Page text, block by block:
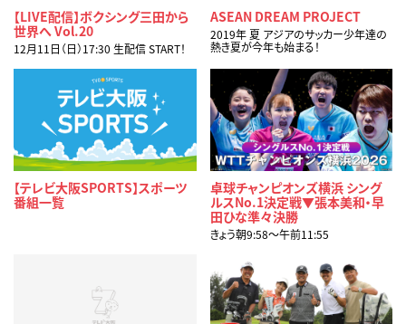
【LIVE配信】ボクシング三田から
世界へ Vol.20
12月11日（日）17:30 生配信 START！
ASEAN DREAM PROJECT
2019年 夏 アジアのサッカー少年達の
熱き夏が今年も始まる！
【テレビ大阪SPORTS】スポーツ
番組一覧
卓球チャンピオンズ横浜 シング
ルスNo.1決定戦▼張本美和・早
田ひな準々決勝
きょう朝9:58〜午前11:55